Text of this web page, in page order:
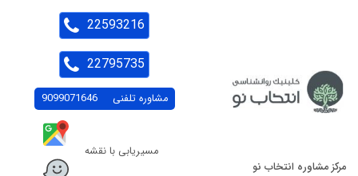
مرکز مشاوره انتخاب نو
مشاوره تلفنی 9099071646
مسیریابی با نقشه
22593216
22795735